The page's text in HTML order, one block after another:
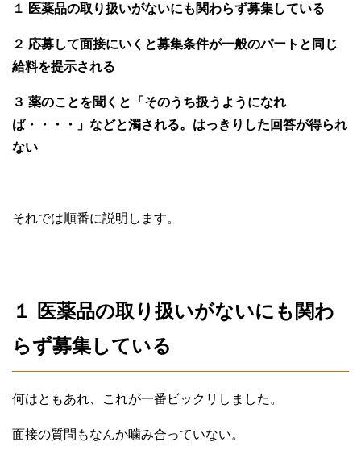
１ 医薬品の取り扱いがないにも関わらず募集している
２ 応募して面接にいくと募集条件が一般のパートと同じ
給料を提示される
３ 薬のことを聞くと「そのうち扱うようになれ
ば・・・・」などと濁される。はっきりした回答が得られ
ない
それでは順番に説明します。
１ 医薬品の取り扱いがないにも関わ
らず募集している
何はともあれ、これが一番ビックリしました。
面接の質問もなんか噛み合っていない。